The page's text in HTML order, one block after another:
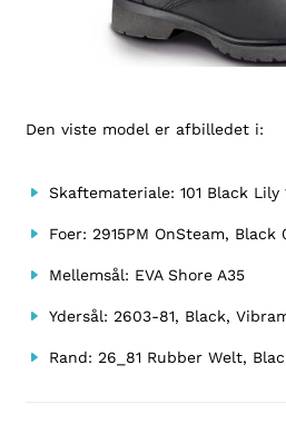
Den viste model er afbilledet i:
Skaftemateriale: 101 Black Lily
Foer: 2915PM OnSteam, Black
Mellemsål: EVA Shore A35
Ydersål: 2603-81, Black,
Rand: 26_81 Rubber Welt,